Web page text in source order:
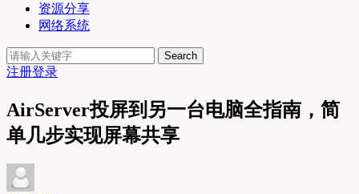
资源分享
网络系统
Search
注册登录
AirServer投屏到另一台电脑全指南，简
单几步实现屏幕共享